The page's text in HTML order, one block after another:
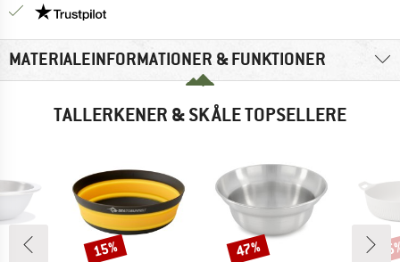
Vi er Trustpilot-certificeret - oplysningerne får du
MATERIALEINFORMATIONER & FUNKTIONER
TALLERKENER & SKÅLE TOPSELLERE
Rabat
15% Rabat
47%